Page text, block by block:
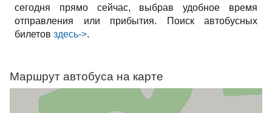
сегодня прямо сейчас, выбрав удобное время
отправления или прибытия. Поиск автобусных
билетов здесь->.
Маршрут автобуса на карте